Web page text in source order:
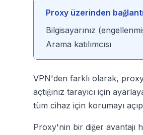
Proxy üzerinden bağlantı
Bilgisayarınız
Arama katılımcısı
VPN'den farklı olarak,
açtığınız tarayıcı için
tüm cihaz için korumayı
Proxy'nin bir diğer avantajı